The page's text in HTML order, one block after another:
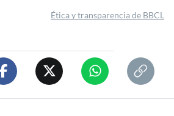
Ética y transparencia de BBCL